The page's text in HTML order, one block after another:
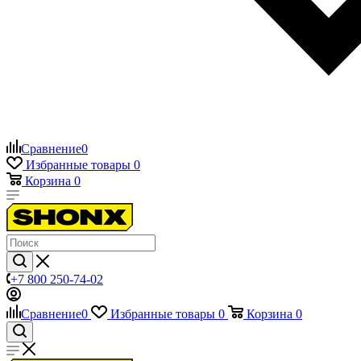
Сравнение0
Избранные товары 0
Корзина 0
+7 800 250-74-02
Сравнение0 Избранные товары 0 Корзина 0